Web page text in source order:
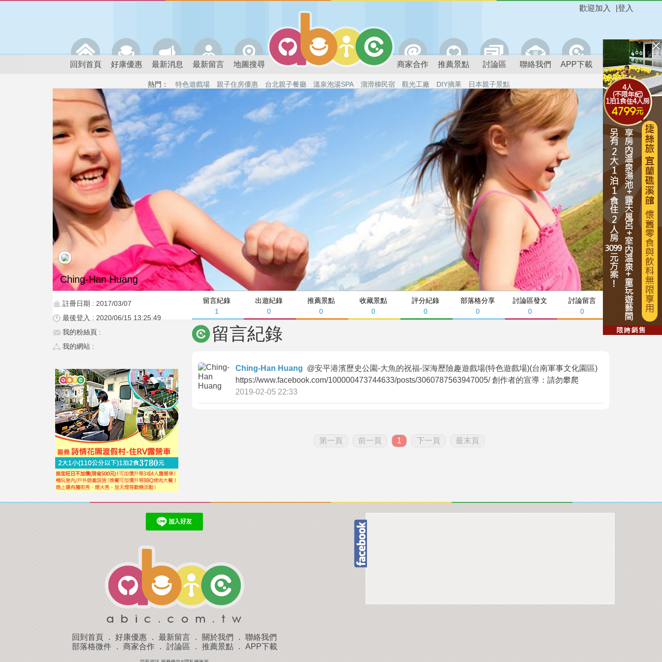
登入
歡迎加入
回到首頁 好康優惠 最新消息 最新留言 地圖搜尋 商家合作 推薦景點 討論區 聯絡我們 APP下載
熱門： 特色遊戲場 親子住房優惠 台北親子餐廳 溫泉泡湯SPA 溜滑梯民宿 觀光工廠 DIY摘果 日本親子景點
留言紀錄
1
出遊紀錄
0
推薦景點
0
收藏景點
0
評分紀錄
0
部落格分享
0
討論區發文
0
討論留言
0
Ching-Han Huang
註冊日期 : 2017/03/07
最後登入 : 2020/06/15 13:25:49
我的粉絲頁 :
我的網站 :
留言紀錄
Ching-Han Huang @安平港濱歷史公園-大魚的祝福-深海歷險趣遊戲場(特色遊戲場)(台南軍事文化園區)
https://www.facebook.com/100000473744633/posts/3060787563947005/ 創作者的宣導：請勿攀爬
2019-02-05 22:33
第一頁 前一頁 1 下一頁 最末頁
回到首頁 ． 好康優惠 ． 最新留言 ． 關於我們 ． 聯絡我們
部落格微件． 商家合作． 討論區 ． 推薦景點． APP下載